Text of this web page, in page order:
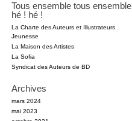
Tous ensemble tous ensemble
hé ! hé !
La Charte des Auteurs et Illustrateurs
Jeunesse
La Maison des Artistes
La Sofia
Syndicat des Auteurs de BD
Archives
mars 2024
mai 2023